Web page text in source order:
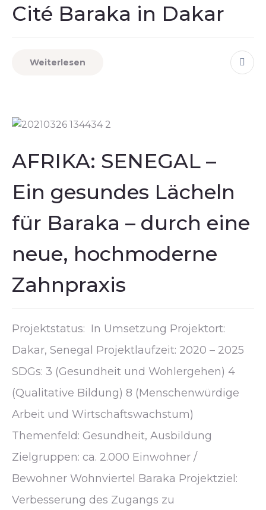
Cité Baraka in Dakar
Weiterlesen
AFRIKA: SENEGAL –
Ein gesundes Lächeln
für Baraka – durch eine
neue, hochmoderne
Zahnpraxis
Projektstatus: In Umsetzung Projektort:
Dakar, Senegal Projektlaufzeit: 2020 – 2025
SDGs: 3 (Gesundheit und Wohlergehen) 4
(Qualitative Bildung) 8 (Menschenwürdige
Arbeit und Wirtschaftswachstum)
Themenfeld: Gesundheit, Ausbildung
Zielgruppen: ca. 2.000 Einwohner /
Bewohner Wohnviertel Baraka Projektziel:
Verbesserung des Zugangs zu